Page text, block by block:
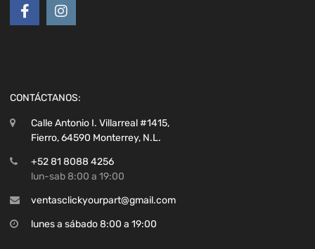
CONTÁCTANOS:
Calle Antonio I. Villarreal #1415,
Fierro, 64590 Monterrey, N.L.
+52 81 8088 4256
lun-sab 8:00 a 19:00
ventasclickyourpart@gmail.com
lunes a sábado 8:00 a 19:00